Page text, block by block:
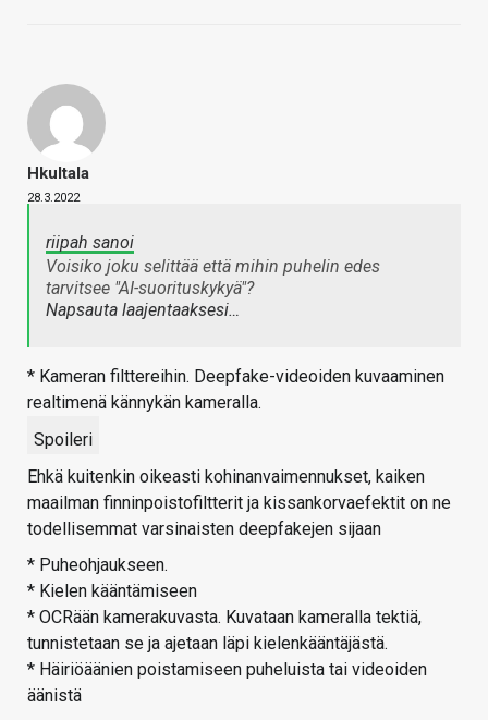
Hkultala
28.3.2022
riipah sanoi
Voisiko joku selittää että mihin puhelin edes
tarvitsee "AI-suorituskykyä"?
Napsauta laajentaaksesi…
* Kameran filttereihin. Deepfake-videoiden kuvaaminen
realtimenä kännykän kameralla.
Spoileri
Ehkä kuitenkin oikeasti kohinanvaimennukset, kaiken
maailman finninpoistofiltterit ja kissankorvaefektit on ne
todellisemmat varsinaisten deepfakejen sijaan
* Puheohjaukseen.
* Kielen kääntämiseen
* OCRään kamerakuvasta. Kuvataan kameralla tektiä,
tunnistetaan se ja ajetaan läpi kielenkääntäjästä.
* Häiriöäänien poistamiseen puheluista tai videoiden
äänistä